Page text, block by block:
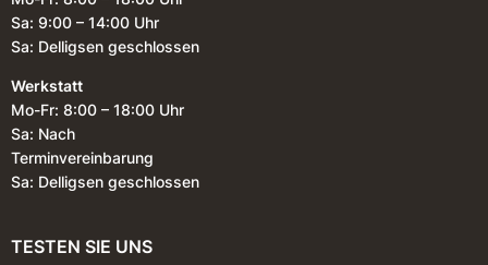
Sa: 9:00 – 14:00 Uhr
Sa: Delligsen geschlossen
Werkstatt
Mo-Fr: 8:00 – 18:00 Uhr
Sa: Nach
Terminvereinbarung
Sa: Delligsen geschlossen
TESTEN SIE UNS